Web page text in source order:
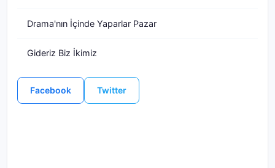
Drama'nın İçinde Yaparlar Pazar
Gideriz Biz İkimiz
Facebook Twitter